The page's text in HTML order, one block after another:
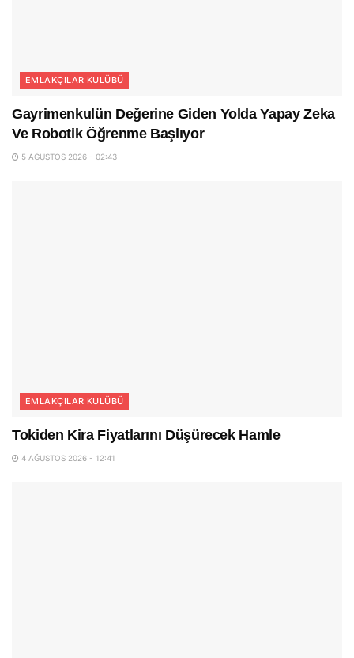
EMLAKÇILAR KULÜBÜ
Gayrimenkulün Değerine Giden Yolda Yapay Zeka
Ve Robotik Öğrenme Başlıyor
5 AĞUSTOS 2026 - 02:43
EMLAKÇILAR KULÜBÜ
Tokiden Kira Fiyatlarını Düşürecek Hamle
4 AĞUSTOS 2026 - 12:41